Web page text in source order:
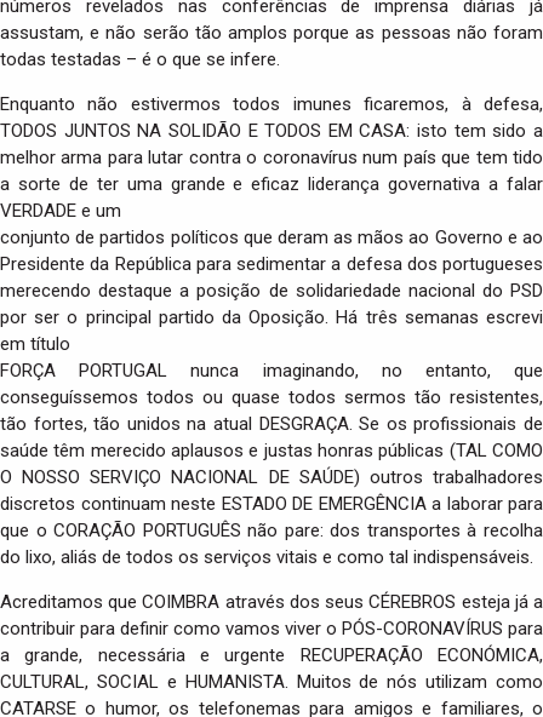
números revelados nas conferências de imprensa diárias já
assustam, e não serão tão amplos porque as pessoas não foram
todas testadas – é o que se infere.
Enquanto não estivermos todos imunes ficaremos, à defesa,
TODOS JUNTOS NA SOLIDÃO E TODOS EM CASA: isto tem sido a
melhor arma para lutar contra o coronavírus num país que tem tido
a sorte de ter uma grande e eficaz liderança governativa a falar
VERDADE e um
conjunto de partidos políticos que deram as mãos ao Governo e ao
Presidente da República para sedimentar a defesa dos portugueses
merecendo destaque a posição de solidariedade nacional do PSD
por ser o principal partido da Oposição. Há três semanas escrevi
em título
FORÇA PORTUGAL nunca imaginando, no entanto, que
conseguíssemos todos ou quase todos sermos tão resistentes,
tão fortes, tão unidos na atual DESGRAÇA. Se os profissionais de
saúde têm merecido aplausos e justas honras públicas (TAL COMO
O NOSSO SERVIÇO NACIONAL DE SAÚDE) outros trabalhadores
discretos continuam neste ESTADO DE EMERGÊNCIA a laborar para
que o CORAÇÃO PORTUGUÊS não pare: dos transportes à recolha
do lixo, aliás de todos os serviços vitais e como tal indispensáveis.
Acreditamos que COIMBRA através dos seus CÉREBROS esteja já a
contribuir para definir como vamos viver o PÓS-CORONAVÍRUS para
a grande, necessária e urgente RECUPERAÇÃO ECONÓMICA,
CULTURAL, SOCIAL e HUMANISTA. Muitos de nós utilizam como
CATARSE o humor, os telefonemas para amigos e familiares, o